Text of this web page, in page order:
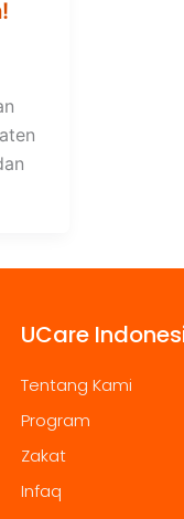
UCare
Tentang Kami
Program
Zakat
Infaq